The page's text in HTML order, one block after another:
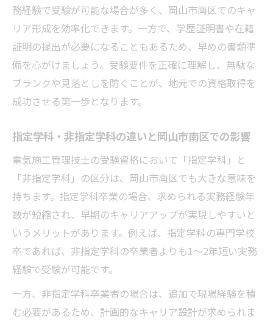
務経験で受験が可能な場合が多く、岡山市南区でのキャ
リア形成を効率化できます。一方で、学歴証明書や在籍
証明の提出が必要になることもあるため、早めの書類準
備を心がけましょう。受験要件を正確に理解し、無駄な
ブランクや見落としを防ぐことが、地元での資格取得を
成功させる第一歩となります。
指定学科・非指定学科の違いと岡山市南区での影響
電気施工管理技士の受験資格において「指定学科」と
「非指定学科」の区分は、岡山市南区でも大きな意味を
持ちます。指定学科卒業の場合、求められる実務経験年
数が短縮され、早期のキャリアアップが実現しやすいと
いうメリットがあります。例えば、指定学科の専門学校
卒であれば、非指定学科の卒業者よりも1～2年短い実務
経験で受験が可能です。
一方、非指定学科卒業者の場合は、追加で現場経験を積
む必要があるため、計画的なキャリア設計が求められま